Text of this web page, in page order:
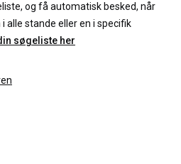
og få automatisk besked, når
alle stande eller en i specifik
søgeliste her